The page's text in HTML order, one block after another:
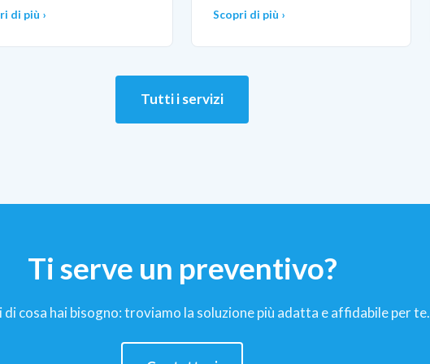
di più › Scopri di più ›
Tutti i servizi
Ti serve un preventivo?
di cosa hai bisogno: troviamo la soluzione più adatta e affidabile per te.